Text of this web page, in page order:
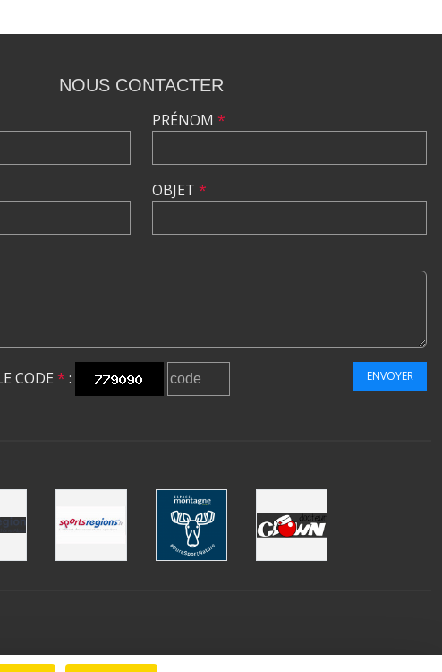
NOUS CONTACTER
PRÉNOM *
OBJET *
CODE * : ENVOYER